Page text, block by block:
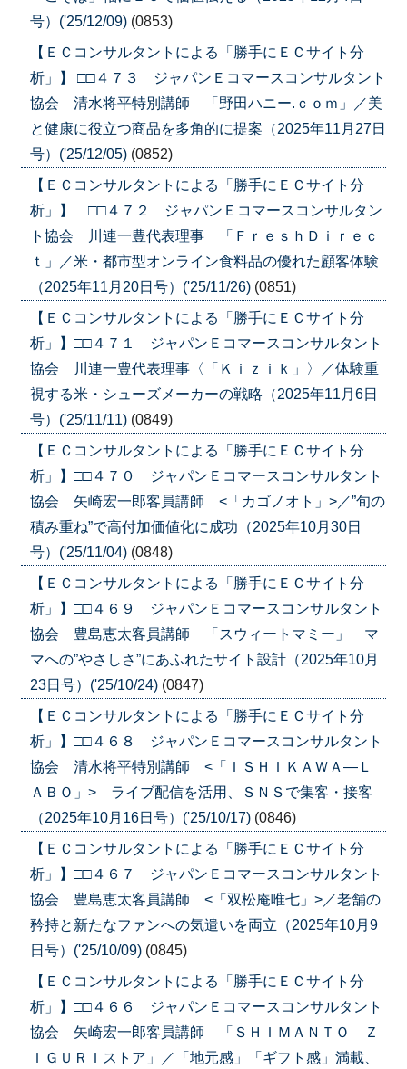
号）('25/12/09) (0853)
【ＥＣコンサルタントによる「勝手にＥＣサイト分
析」】 □□４７３ ジャパンＥコマースコンサルタント
協会 清水将平特別講師 「野田ハニー.ｃｏｍ」／美
と健康に役立つ商品を多角的に提案（2025年11月27日
号）('25/12/05) (0852)
【ＥＣコンサルタントによる「勝手にＥＣサイト分
析」】 □□４７２ ジャパンＥコマースコンサルタン
ト協会 川連一豊代表理事 「ＦｒｅｓｈＤｉｒｅｃ
ｔ」／米・都市型オンライン食料品の優れた顧客体験
（2025年11月20日号）('25/11/26) (0851)
【ＥＣコンサルタントによる「勝手にＥＣサイト分
析」】□□４７１ ジャパンＥコマースコンサルタント
協会 川連一豊代表理事〈「Ｋｉｚｉｋ」〉／体験重
視する米・シューズメーカーの戦略（2025年11月6日
号）('25/11/11) (0849)
【ＥＣコンサルタントによる「勝手にＥＣサイト分
析」】□□４７０ ジャパンＥコマースコンサルタント
協会 矢崎宏一郎客員講師 <「カゴノオト」>／”旬の
積み重ね”で高付加価値化に成功（2025年10月30日
号）('25/11/04) (0848)
【ＥＣコンサルタントによる「勝手にＥＣサイト分
析」】□□４６９ ジャパンＥコマースコンサルタント
協会 豊島恵太客員講師 「スウィートマミー」 マ
マへの”やさしさ”にあふれたサイト設計（2025年10月
23日号）('25/10/24) (0847)
【ＥＣコンサルタントによる「勝手にＥＣサイト分
析」】□□４６８ ジャパンＥコマースコンサルタント
協会 清水将平特別講師 <「ＩＳＨＩＫＡＷＡ―Ｌ
ＡＢＯ」> ライブ配信を活用、ＳＮＳで集客・接客
（2025年10月16日号）('25/10/17) (0846)
【ＥＣコンサルタントによる「勝手にＥＣサイト分
析」】□□４６７ ジャパンＥコマースコンサルタント
協会 豊島恵太客員講師 <「双松庵唯七」>／老舗の
矜持と新たなファンへの気遣いを両立（2025年10月9
日号）('25/10/09) (0845)
【ＥＣコンサルタントによる「勝手にＥＣサイト分
析」】□□４６６ ジャパンＥコマースコンサルタント
協会 矢崎宏一郎客員講師 「ＳＨＩＭＡＮＴＯ Ｚ
ＩＧＵＲＩストア」／「地元感」「ギフト感」満載、